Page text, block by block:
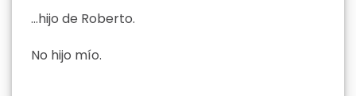
…hijo de Roberto.
No hijo mío.